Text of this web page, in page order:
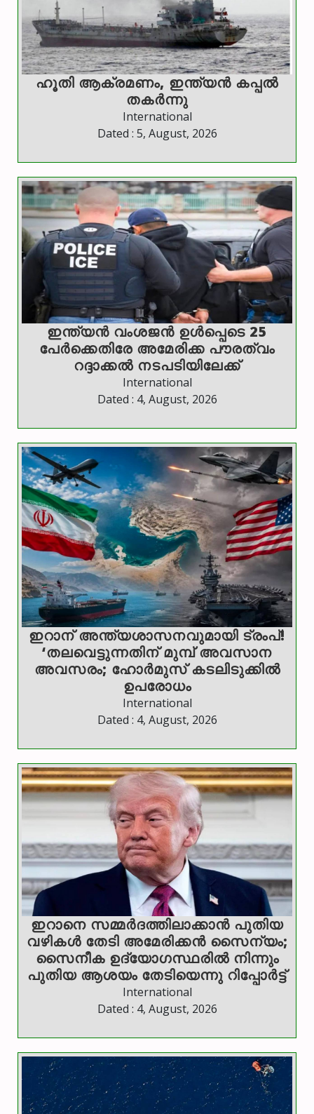
ഹൂതി ആക്രമണം, ഇന്ത്യൻ കപ്പൽ
തകർന്നു
International
Dated : 5, August, 2026
ഇന്ത്യന്‍ വംശജന്‍ ഉള്‍പ്പെടെ 25
പേര്‍ക്കെതിരേ അമേരിക്ക പൗരത്വം
റദ്ദാക്കല്‍ നടപടിയിലേക്ക്
International
Dated : 4, August, 2026
ഇറാന് അന്ത്യശാസനവുമായി ട്രംപ്!
‘തലവെട്ടുന്നതിന് മുമ്പ് അവസാന
അവസരം; ഹോർമുസ് കടലിടുക്കിൽ
ഉപരോധം
International
Dated : 4, August, 2026
ഇറാനെ സമ്മര്‍ദത്തിലാക്കാന്‍ പുതിയ
വഴികള്‍ തേടി അമേരിക്കന്‍ സൈന്യം;
സൈനീക ഉദ്യോഗസ്ഥരില്‍ നിന്നും
പുതിയ ആശയം തേടിയെന്നു റിപ്പോര്‍ട്ട്
International
Dated : 4, August, 2026